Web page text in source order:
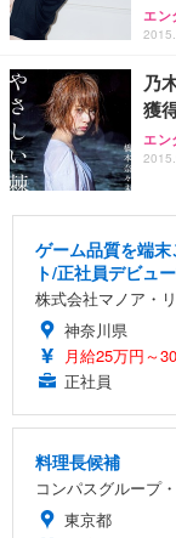
エン
乃
獲
エン
ゲーム品質を端
ト/正社員デビュ
株式会社マノア・
神奈川県
月給25万円～
正社員
料理長候補
コンパスグループ
東京都